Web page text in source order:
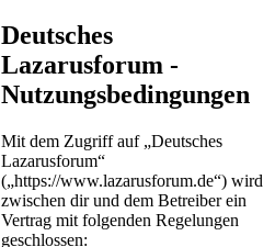
Deutsches
Lazarusforum -
Nutzungsbedingungen
Mit dem Zugriff auf „Deutsches
Lazarusforum“
(„https://www.lazarusforum.de“) wird
zwischen dir und dem Betreiber ein
Vertrag mit folgenden Regelungen
geschlossen: